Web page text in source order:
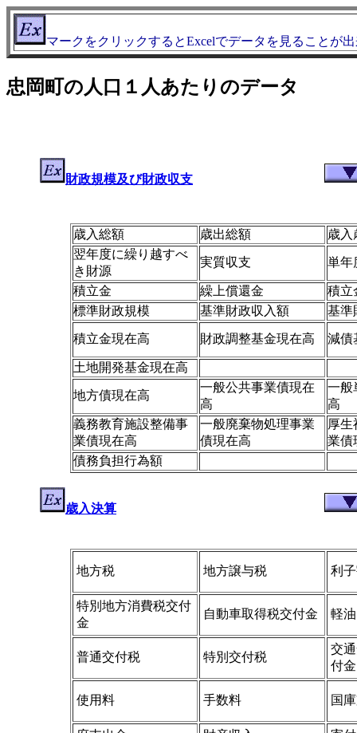
マークをクリックするとExcelでデータを見ることが
忠岡町の人口１人あたりのデータ
財政規模及び財政収支
歳入総額 歳出総額
歳入
翌年度に繰り越すべ
き財源
実質収支 単年
積立金 繰上償還金
積立
標準財政規模
基準財政収入額 基準
積立金現在高 財政調整基金現在高 減債
土地開発基金現在高
地方債現在高
一般公共事業債現在
高
一般
高
義務教育施設整備事
業債現在高
一般廃棄物処理事業
債現在高
厚生
業債
債務負担行為額
歳入決算
地方税 地方譲与税 利
特別地方消費税交付
金
自動車取得税交付金 軽
普通交付税 特別交付税
交
付金
使用料 手数料 国